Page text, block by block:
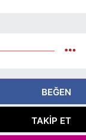
BEĞEN
TAKIP ET